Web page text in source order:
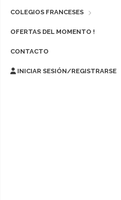
COLEGIOS FRANCESES
OFERTAS DEL MOMENTO !
CONTACTO
INICIAR SESIÓN/REGISTRARSE